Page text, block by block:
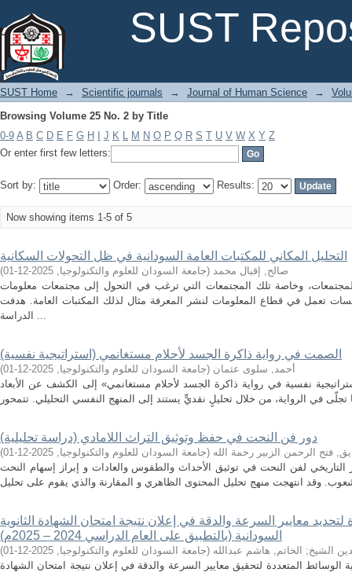
SUST
SUST Home → Scientific journals → Journal of Human Science →
Browsing Volume 25 No. 2 by Title
0-9 A B C D E F G H J K L M N O P Q R S T U V W X Y Z
Or enter first few letters:
Sort by: Order: Results:
Now showing items 1-5 of 5
التحليل المكاني للمكتبات العامة السودانية في ظل التحولات السكانية
صالح, إقبال محمد (جامعة السودان للعلوم والتكنولوجيا,
2025-12-01
)
وخاصة تلك المجتمعات التي ترغب في التحول إلى مجتمعات معلومات
تعمل في قطاع المعلومات لنشر المعرفة مثال لذلك المكتبات العامة. هدفت
الدراسة ...
الصمت في رواية ذاكرة الجسد لأحلام مستغانمي (استراتيجية نفسية)
أحمد, سلوى عثمان (جامعة السودان للعلوم والتكنولوجيا,
2025-12-01
)
نفسية في رواية ذاكرة الجسد لأحلام مستغانمي» إلى الكشف عن الأبعاد
دور فن النحت في حفظ وتوثيق التراث اللامادي (دراسة تحليلية)
فتح الرحمن الزبير رحمة الله (جامعة السودان للعلوم والتكنولوجيا,
2025-12-01
)
لفن النحت في توثيق الأحداث والطقوس والعادات و إبراز إسهام النحت
معايير السرعة والدقة في إعلان نتيجة امتحان الشهادة الثانوية
السودانية (بالتطبيق على العام الدراسي 2024 – 2025م)
الشيخ; الخاتم, هاشم عبدالله (جامعة السودان للعلوم والتكنولوجيا,
2025-12-01
)
المتعددة لتحقيق معايير السرعة والدقة في إعلان نتيجة امتحان الشهادة